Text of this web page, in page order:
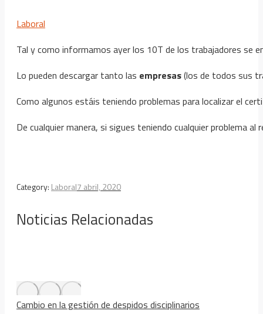
Laboral
Tal y como informamos ayer los 10T de los trabajadores se
Lo pueden descargar tanto las empresas(los de todos sus
Como algunos estáis teniendo problemas para localizar el
De cualquier manera, si sigues teniendo cualquier problema
Category: Laboral7 abril, 2020
Noticias Relacionadas
Cambio en la gestión de despidos disciplinarios